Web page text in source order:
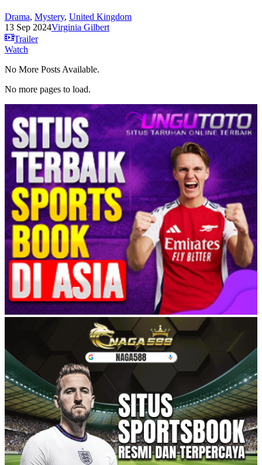
Drama, Mystery, United Kingdom
13 Sep 2024Virginia Gilbert
Trailer
Watch
No More Posts Available.
No more pages to load.